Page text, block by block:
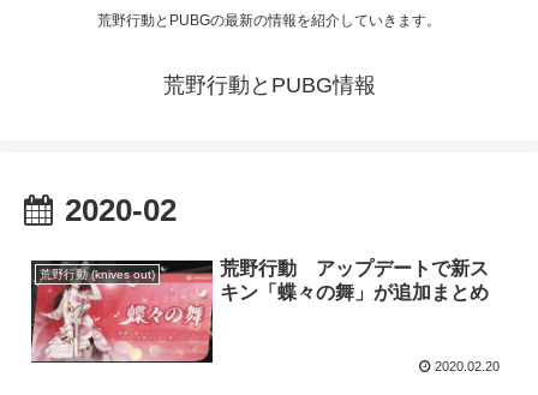
荒野行動とPUBGの最新の情報を紹介していきます。
荒野行動とPUBG情報
2020-02
荒野行動 (knives out)
荒野行動 アップデートで新ス
キン「蝶々の舞」が追加まとめ
2020.02.20